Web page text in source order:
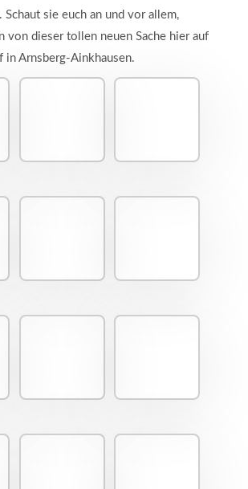
Schaut sie euch an und vor allem,
von dieser tollen neuen Sache hier auf
in Arnsberg-Ainkhausen.